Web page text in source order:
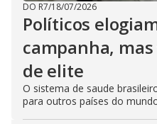
DO R7/18/07/2026
Políticos
campanha,
de elite
O sistema de saude
para outros países do